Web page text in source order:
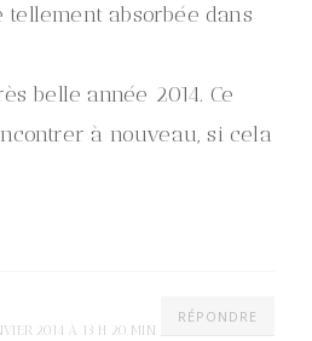
tellement absorbée dans
belle année 2014. Ce
à nouveau, si cela
RÉPONDRE
2014 À 13 H 20 MIN